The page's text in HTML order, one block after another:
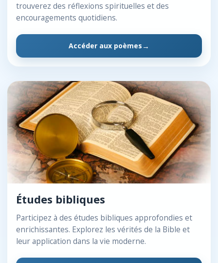
trouverez des réflexions spirituelles et des
encouragements quotidiens.
Accéder aux poèmes
Études bibliques
Participez à des études bibliques approfondies et
enrichissantes. Explorez les vérités de la Bible et
leur application dans la vie moderne.